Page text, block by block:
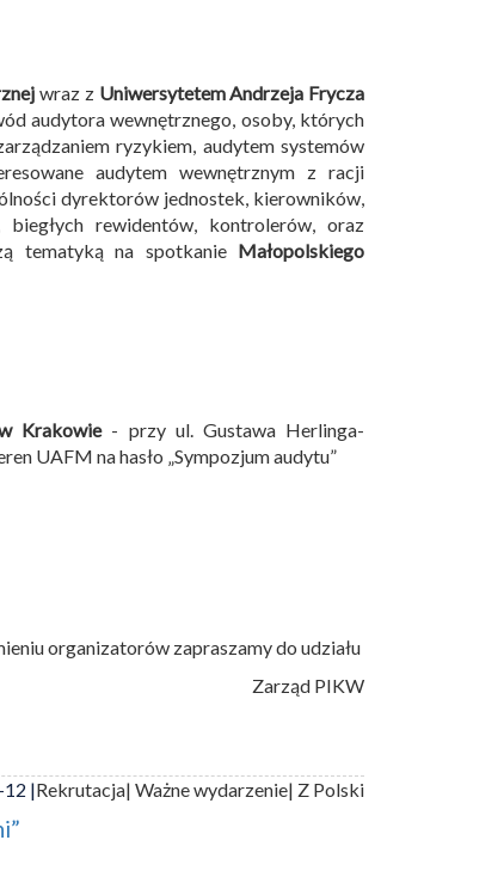
wraz z Uniwersytetem Andrzeja Frycza
audytora wewnętrznego, osoby, których
ryzykiem, audytem systemów
audytem wewnętrznym z racji
dyrektorów jednostek, kierowników,
rewidentów, kontrolerów, oraz
tematyką na spotkanie Małopolskiego
Krakowie- przy ul. Gustawa Herlinga-
UAFM na hasło „Sympozjum audytu”
organizatorów zapraszamy do udziału
Zarząd PIKW
|Rekrutacja| Ważne wydarzenie| Z Polski